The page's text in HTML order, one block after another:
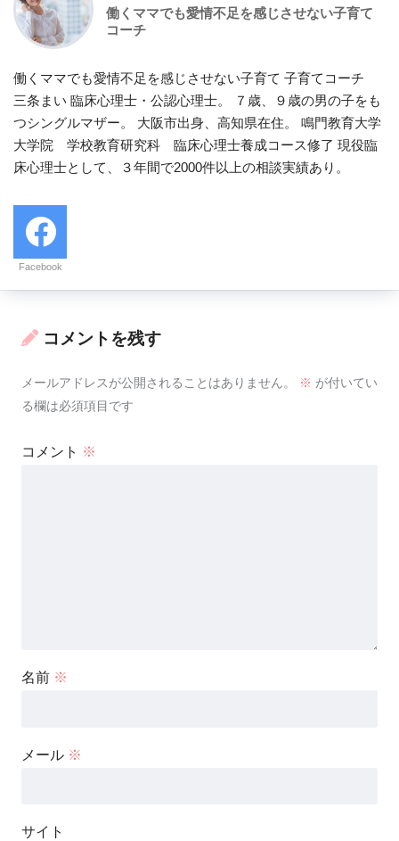
働くママでも愛情不足を感じさせない子育て
コーチ
働くママでも愛情不足を感じさせない子育て 子育てコーチ
三条まい 臨床心理士・公認心理士。 ７歳、９歳の男の子をも
つシングルマザー。 大阪市出身、高知県在住。 鳴門教育大学
大学院 学校教育研究科 臨床心理士養成コース修了 現役臨
床心理士として、３年間で2000件以上の相談実績あり。
Facebook
コメントを残す
メールアドレスが公開されることはありません。 ※ が付いてい
る欄は必須項目です
コメント ※
名前 ※
メール ※
サイト